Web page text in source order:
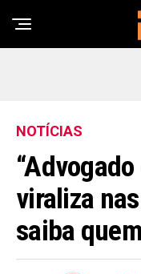
NOTÍCIAS
viraliza
saiba